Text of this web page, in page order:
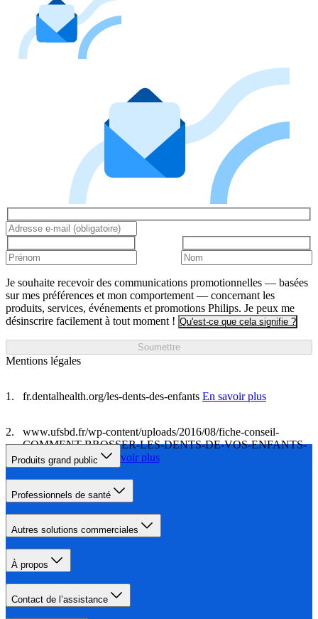
Je souhaite recevoir des communications promotionnelles — basées
sur mes préférences et mon comportement — concernant les
produits, services, événements et promotions Philips. Je peux me
désinscrire facilement à tout moment ! Qu'est-ce que cela signifie ?
Soumettre
Mentions légales
fr.dentalhealth.org/les-dents-des-enfants En savoir plus
www.ufsbd.fr/wp-content/uploads/2016/08/fiche-conseil-
COMMENT-BROSSER-LES-DENTS-DE-VOS-ENFANTS-
avec-video-.pdf En savoir plus
Produits grand public
Professionnels de santé
Autres solutions commerciales
À propos
Contact de l’assistance